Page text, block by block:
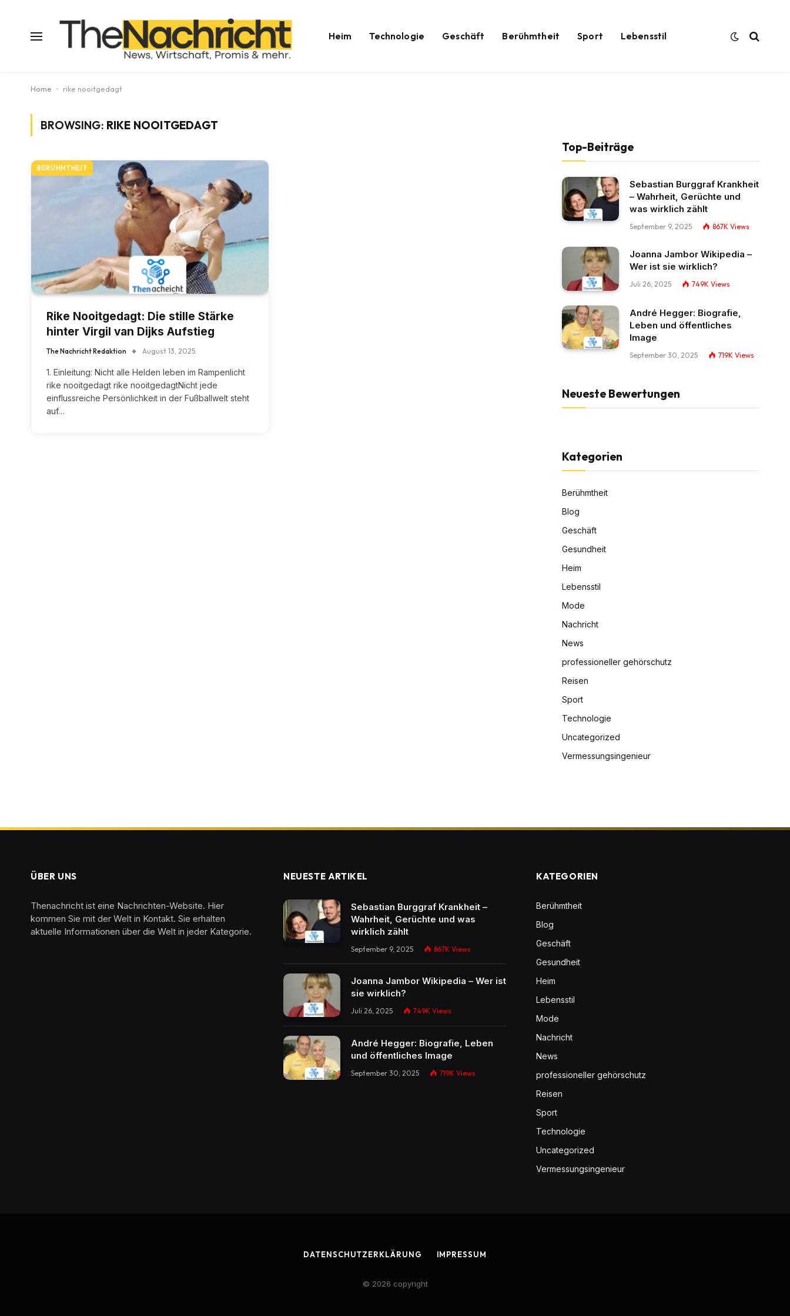
Heim Technologie Geschäft Berühmtheit Sport Lebensstil
Home - rike nooitgedagt
BROWSING: RIKE NOOITGEDAGT
BERÜHMTHEIT
Rike Nooitgedagt: Die stille Stärke
hinter Virgil van Dijks Aufstieg
The Nachricht Redaktion August 13, 2025
1. Einleitung: Nicht alle Helden leben im Rampenlicht
rike nooitgedagt rike nooitgedagtNicht jede
einflussreiche Persönlichkeit in der Fußballwelt steht
auf…
Top-Beiträge
Sebastian Burggraf Krankheit
– Wahrheit, Gerüchte und
was wirklich zählt
September 9, 2025 867K Views
Joanna Jambor Wikipedia –
Wer ist sie wirklich?
Juli 26, 2025 749K Views
André Hegger: Biografie,
Leben und öffentliches
Image
September 30, 2025 719K Views
Neueste Bewertungen
Kategorien
Berühmtheit
Blog
Geschäft
Gesundheit
Heim
Lebensstil
Mode
Nachricht
News
professioneller gehörschutz
Reisen
Sport
Technologie
Uncategorized
Vermessungsingenieur
ÜBER UNS
Thenachricht ist eine Nachrichten-Website. Hier
kommen Sie mit der Welt in Kontakt. Sie erhalten
aktuelle Informationen über die Welt in jeder Kategorie.
NEUESTE ARTIKEL
Sebastian Burggraf Krankheit –
Wahrheit, Gerüchte und was
wirklich zählt
September 9, 2025 867K Views
Joanna Jambor Wikipedia – Wer ist
sie wirklich?
Juli 26, 2025 749K Views
André Hegger: Biografie, Leben
und öffentliches Image
September 30, 2025 719K Views
KATEGORIEN
Berühmtheit
Blog
Geschäft
Gesundheit
Heim
Lebensstil
Mode
Nachricht
News
professioneller gehörschutz
Reisen
Sport
Technologie
Uncategorized
Vermessungsingenieur
DATENSCHUTZERKLÄRUNG IMPRESSUM
© 2026 copyright